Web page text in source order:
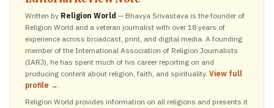
Written by Religion World — Bhavya Srivastava is the founder of
Religion World and a veteran journalist with over 18 years of
experience across broadcast, print, and digital media. A founding
member of the International Association of Religion Journalists
(IARJ), he has spent much of his career reporting on and
producing content about religion, faith, and spirituality. View full
profile → .
Religion World provides information on all religions and presents it